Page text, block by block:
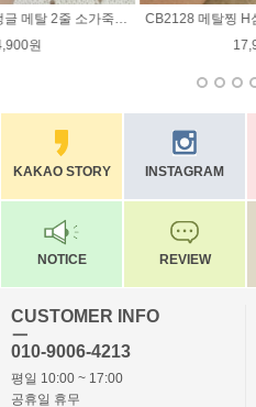
CB2127 H메탈 장식 두줄 소가죽 팔찌 / 6컬러
KAKAO STORY INSTAGRAM
NOTICE REVIEW
CUSTOMER INFO
ㅡ
010-9006-4213
평일 10:00 ~ 17:00
공휴일 휴무